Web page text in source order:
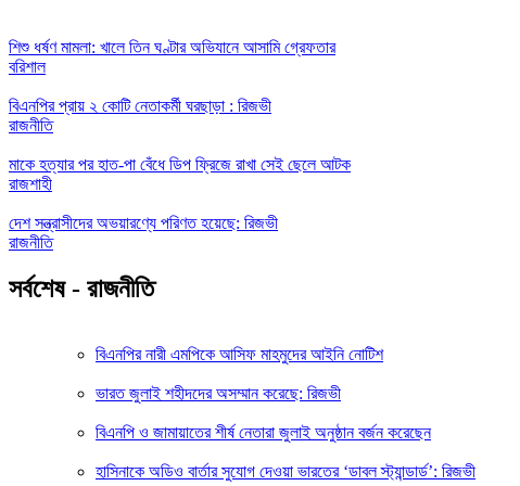
শিশু ধর্ষণ মামলা: খালে তিন ঘণ্টার অভিযানে আসামি গ্রেফতার
বরিশাল
বিএনপির প্রায় ২ কোটি নেতাকর্মী ঘরছাড়া : রিজভী
রাজনীতি
মাকে হত্যার পর হাত-পা বেঁধে ডিপ ফ্রিজে রাখা সেই ছেলে আটক
রাজশাহী
দেশ সন্ত্রাসীদের অভয়ারণ্যে পরিণত হয়েছে: রিজভী
রাজনীতি
সর্বশেষ - রাজনীতি
বিএনপির নারী এমপিকে আসিফ মাহমুদের আইনি নোটিশ
ভারত জুলাই শহীদদের অসম্মান করেছে: রিজভী
বিএনপি ও জামায়াতের শীর্ষ নেতারা জুলাই অনুষ্ঠান বর্জন করেছেন
হাসিনাকে অডিও বার্তার সুযোগ দেওয়া ভারতের ‘ডাবল স্ট্যান্ডার্ড’: রিজভী